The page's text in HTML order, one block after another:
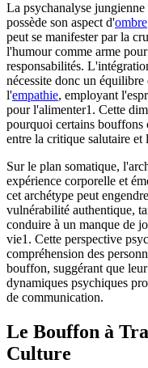
La psychanalyse
possède son aspect d'ombre
peut se manifester par la
l'humour comme arme
responsabilités.
nécessite donc un
l'empathie, employant
pour l'alimenter1. Cette
pourquoi certains
entre la critique salutaire et
Sur le plan somatique,
expérience corporelle et
cet archétype peut
vulnérabilité authentique,
conduire à un manque de
vie1. Cette perspective
compréhension des
bouffon, suggérant que
dynamiques psychiques
de communication.
Le Bouffon à
Culture